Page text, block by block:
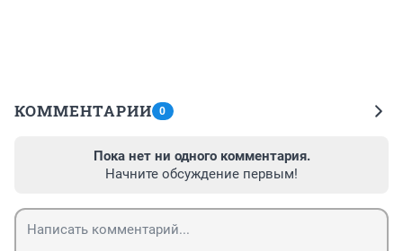
КОММЕНТАРИИ 0
Пока нет ни одного комментария.
Начните обсуждение первым!